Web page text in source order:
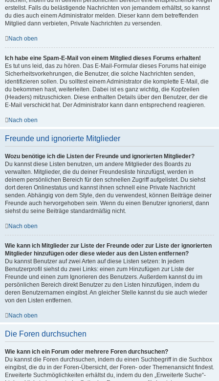
erstellst. Falls du belästigende Nachrichten von jemandem erhältst, so kannst
du dies auch einem Administrator melden. Dieser kann dem betreffenden
Mitglied dann verbieten, Private Nachrichten zu versenden.
Nach oben
Ich habe eine Spam-E-Mail von einem Mitglied dieses Forums erhalten!
Es tut uns leid, das zu hören. Das E-Mail-Formular dieses Forums hat einige
Sicherheitsvorkehrungen, die Benutzer, die solche Nachrichten senden,
identifizieren sollen. Du solltest einem Administrator die komplette E-Mail, die
du bekommen hast, weiterleiten. Dabei ist es ganz wichtig, die Kopfzeilen
(Headers) mitzuschicken. Diese enthalten Details über den Benutzer, der die
E-Mail verschickt hat. Der Administrator kann dann entsprechend reagieren.
Nach oben
Freunde und ignorierte Mitglieder
Wozu benötige ich die Listen der Freunde und ignorierten Mitglieder?
Du kannst diese Listen benutzen, um andere Mitglieder des Boards zu
verwalten. Mitglieder, die du deiner Freundesliste hinzufügst, werden in
deinem persönlichen Bereich für den schnellen Zugriff aufgelistet. Du siehst
dort deren Onlinestatus und kannst ihnen schnell eine Private Nachricht
senden. Abhängig von dem Style, den du verwendest, können Beiträge deiner
Freunde auch hervorgehoben sein. Wenn du einen Benutzer ignorierst, dann
siehst du seine Beiträge standardmäßig nicht.
Nach oben
Wie kann ich Mitglieder zur Liste der Freunde oder zur Liste der ignorierten
Mitglieder hinzufügen oder diese wieder aus den Listen entfernen?
Du kannst Benutzer auf zwei Arten auf diese Listen setzen: In jedem
Benutzerprofil siehst du zwei Links: einen zum Hinzufügen zur Liste der
Freunde und einen zum Ignorieren des Benutzers. Außerdem kannst du im
persönlichen Bereich direkt Benutzer zu den Listen hinzufügen, indem du
deren Benutzernamen eingibst. An gleicher Stelle kannst du sie auch wieder
von den Listen entfernen.
Nach oben
Die Foren durchsuchen
Wie kann ich ein Forum oder mehrere Foren durchsuchen?
Du kannst die Foren durchsuchen, indem du einen Suchbegriff in die Suchbox
eingibst, die du in der Foren-Übersicht, der Foren- oder Themenansicht findest.
Erweiterte Suchmöglichkeiten erhältst du, indem du den „Erweiterte Suche“-